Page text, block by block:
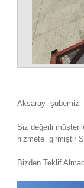
Aksaray şubemiz
Siz değerli
hizmete girmiştir
Bizden Teklif